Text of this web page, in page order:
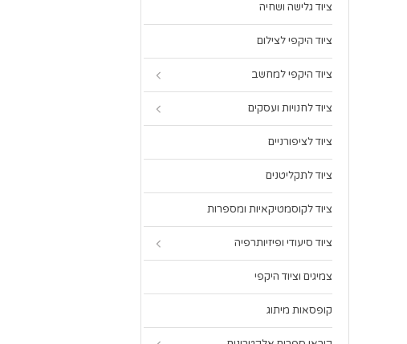
ציוד גלישה ושחיה
ציוד היקפי לצילום
ציוד היקפי למחשב
ציוד לחנויות ועסקים
ציוד לציפורניים
ציוד לתקליטנים
ציוד לקוסמטיקאיות ומספרות
ציוד סיעודי ופיזיותרפיה
צמיגים וציוד היקפי
קופסאות מיתוג